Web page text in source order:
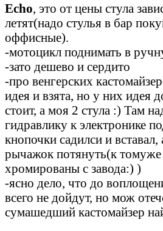
Echo, это от цены стула
летят(надо стулья в бар
оффисные).
-мотоцикл поднимать в
-зато дешево и сердито
-про венгерских
идея и взята, но у них идея
стоит, а моя 2 стула :) Там
гидравлику к электронике
кнопочки садилси и вставал,
рычажок потянуть(к
хромированы с завода:) )
-ясно дело, что до
всего не дойдут, но мож
сумашедший кастомайзер